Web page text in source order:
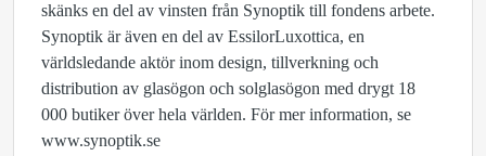
skänks en del av vinsten från Synoptik till fondens arbete.
Synoptik är även en del av EssilorLuxottica, en
världsledande aktör inom design, tillverkning och
distribution av glasögon och solglasögon med drygt 18
000 butiker över hela världen. För mer information, se
www.synoptik.se